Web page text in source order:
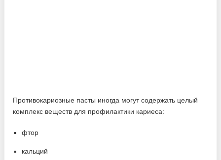
Противокариозные пасты иногда могут содержать целый
комплекс веществ для профилактики кариеса:
фтор
кальций